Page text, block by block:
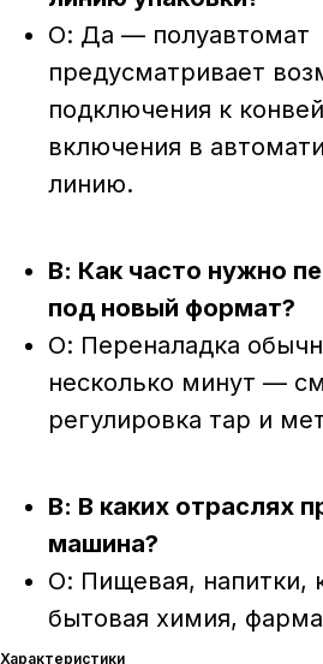
О: Да — полуавтомат
предусматривает
подключения к
включения в
линию.
В: Как часто нужно
под новый формат?
О: Переналадка
несколько минут —
регулировка тар и
В: В каких отраслях
машина?
О: Пищевая, напитки,
бытовая химия,
Характеристики